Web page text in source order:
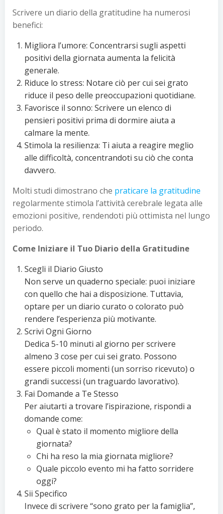
Scrivere un diario della gratitudine ha numerosi
benefici:
Migliora l’umore: Concentrarsi sugli aspetti
positivi della giornata aumenta la felicità
generale.
Riduce lo stress: Notare ciò per cui sei grato
riduce il peso delle preoccupazioni quotidiane.
Favorisce il sonno: Scrivere un elenco di
pensieri positivi prima di dormire aiuta a
calmare la mente.
Stimola la resilienza: Ti aiuta a reagire meglio
alle difficoltà, concentrandoti su ciò che conta
davvero.
Molti studi dimostrano che praticare la gratitudine
regolarmente stimola l’attività cerebrale legata alle
emozioni positive, rendendoti più ottimista nel lungo
periodo.
Come Iniziare il Tuo Diario della Gratitudine
Scegli il Diario Giusto
Non serve un quaderno speciale: puoi iniziare
con quello che hai a disposizione. Tuttavia,
optare per un diario curato o colorato può
rendere l’esperienza più motivante.
Scrivi Ogni Giorno
Dedica 5-10 minuti al giorno per scrivere
almeno 3 cose per cui sei grato. Possono
essere piccoli momenti (un sorriso ricevuto) o
grandi successi (un traguardo lavorativo).
Fai Domande a Te Stesso
Per aiutarti a trovare l’ispirazione, rispondi a
domande come:
Qual è stato il momento migliore della
giornata?
Chi ha reso la mia giornata migliore?
Quale piccolo evento mi ha fatto sorridere
oggi?
Sii Specifico
Invece di scrivere “sono grato per la famiglia”,